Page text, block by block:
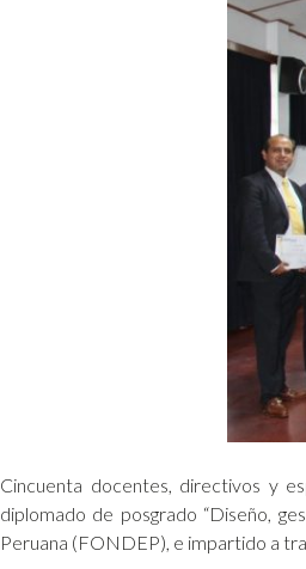
Cincuenta docentes, directivos y
diplomado de posgrado “Diseño,
Peruana (FONDEP), e impartido a